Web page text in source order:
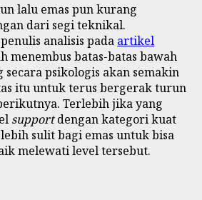
lalu emas pun kurang
dari segi teknikal.
analisis pada artikel
menembus batas-batas bawah
secara psikologis akan semakin
itu untuk terus bergerak turun
Terlebih jika yang
supportdengan kategori kuat
sulit bagi emas untuk bisa
melewati level tersebut.